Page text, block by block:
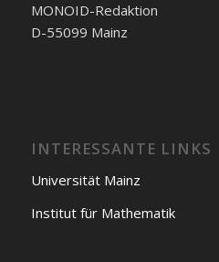
MONOID-Redaktion
D-55099 Mainz
INTERESSANTE LINKS
Universität Mainz
Institut für Mathematik